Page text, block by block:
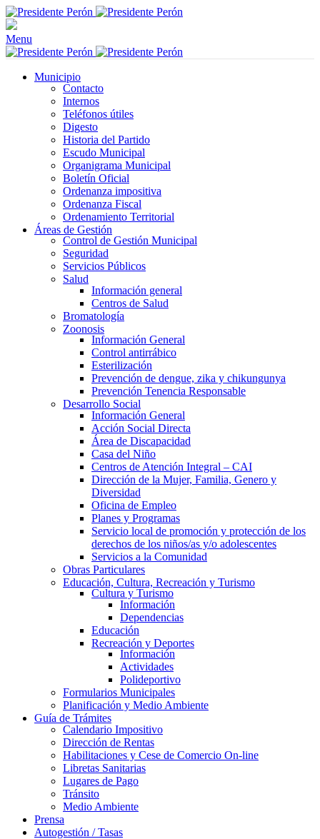
Menu
Municipio
Contacto
Internos
Teléfonos útiles
Digesto
Historia del Partido
Escudo Municipal
Organigrama Municipal
Boletín Oficial
Ordenanza impositiva
Ordenanza Fiscal
Ordenamiento Territorial
Áreas de Gestión
Control de Gestión Municipal
Seguridad
Servicios Públicos
Salud
Información general
Centros de Salud
Bromatología
Zoonosis
Información General
Control antirrábico
Esterilización
Prevención de dengue, zika y chikungunya
Prevención Tenencia Responsable
Desarrollo Social
Información General
Acción Social Directa
Área de Discapacidad
Casa del Niño
Centros de Atención Integral – CAI
Dirección de la Mujer, Familia, Genero y
Diversidad
Oficina de Empleo
Planes y Programas
Servicio local de promoción y protección de los
derechos de los niños/as y/o adolescentes
Servicios a la Comunidad
Obras Particulares
Educación, Cultura, Recreación y Turismo
Cultura y Turismo
Información
Dependencias
Educación
Recreación y Deportes
Información
Actividades
Polideportivo
Formularios Municipales
Planificación y Medio Ambiente
Guía de Trámites
Calendario Impositivo
Dirección de Rentas
Habilitaciones y Cese de Comercio On-line
Libretas Sanitarias
Lugares de Pago
Tránsito
Medio Ambiente
Prensa
Autogestión / Tasas